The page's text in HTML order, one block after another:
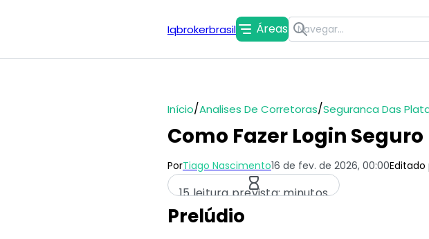
Iqbrokerbrasil Áreas
Início/Analises De Corretoras/Seguranca Das
Como Fazer Login
PorTiago Nascimento16 de fev. de 2026, 00:00Editado
15 leitura prevista: minutos
Prelúdio